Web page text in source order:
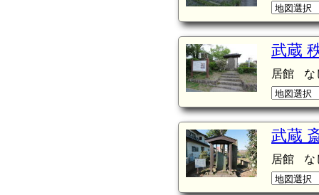
武蔵
居館 な
武蔵
居館 な